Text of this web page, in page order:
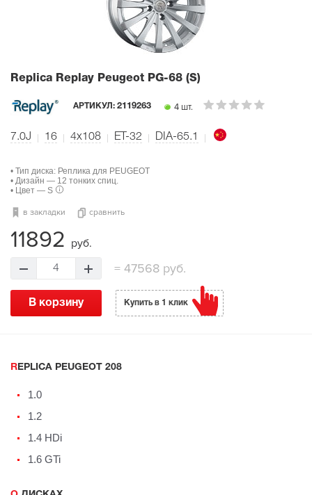
Replica Replay Peugeot PG-68 (S)
АРТИКУЛ:2119263 4 шт.
7.0J 16 4x108 ET-32 DIA-65.1
• Тип диска: Реплика для PEUGEOT
• Дизайн — 12 тонких спиц.
• Цвет — S
в закладки сравнить
11892 руб.
4 = 47568 руб.
В корзину Купить в 1 клик
REPLICA PEUGEOT 208
1.0
1.2
1.4 HDi
1.6 GTi